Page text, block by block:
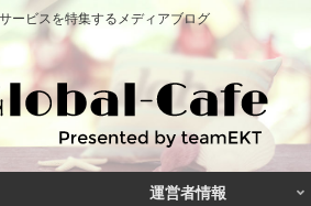
ービスを特集するメディアブログ
運営者情報